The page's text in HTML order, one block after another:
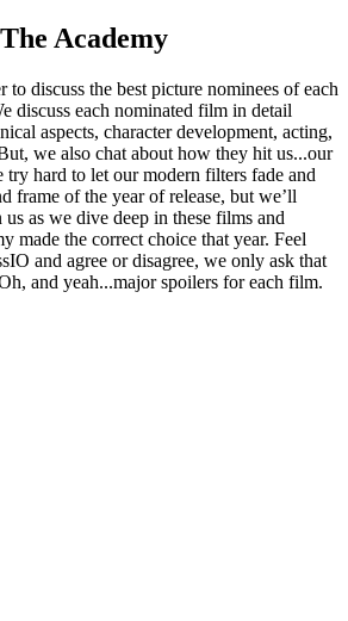
Academy
to discuss the best picture nominees of each
discuss each nominated film in detail
aspects, character development, acting,
we also chat about how they hit us...our
try hard to let our modern filters fade and
frame of the year of release, but we’ll
as we dive deep in these films and
made the correct choice that year. Feel
and agree or disagree, we only ask that
and yeah...major spoilers for each film.